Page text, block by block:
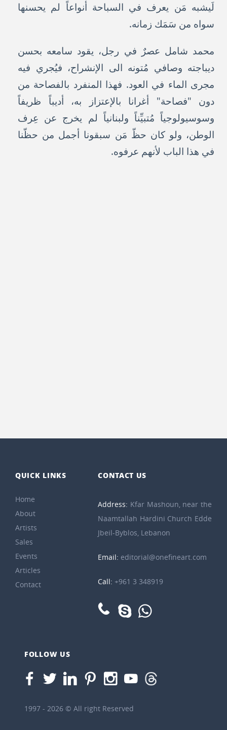
لَيشبه مَن يعرف في السباحة أنواعاً لم يحسنها
سواه من سَمَك زمانه.
محمد شامل عصرٌ في رجل، يقود سامعه بحسن
ديباجته وصافي مُتونه الى الإنشراح، فيُجري فيه
مجرى الماء في العود. فهذا المنفرد بالفصاحة من
دون "فصاحة" أغرانا بالإعتزاز به، أديباً ظريفاً
وسوسيولوجياً مُتبيِّناً ولبنانياً لم يخرج عن عِرف
الوطن، ولو كان حظّ مَن سبقونا أجمل من حظّنا
في هذا الباب لأنهم عرفوه.
QUICK LINKS
Home
About
Artists
Sales
Events
Articles
Contact
CONTACT US
Address: Kfar Mashoun, near the
Naamtallah Hardini Church Edde
Jbeil-Byblos, Lebanon
Email: editorial@onefineart.com
Call:+961 3 348919
FOLLOW US
1997 - 2026 © All right Reserved